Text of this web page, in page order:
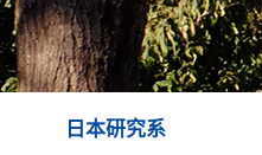
日本研究系